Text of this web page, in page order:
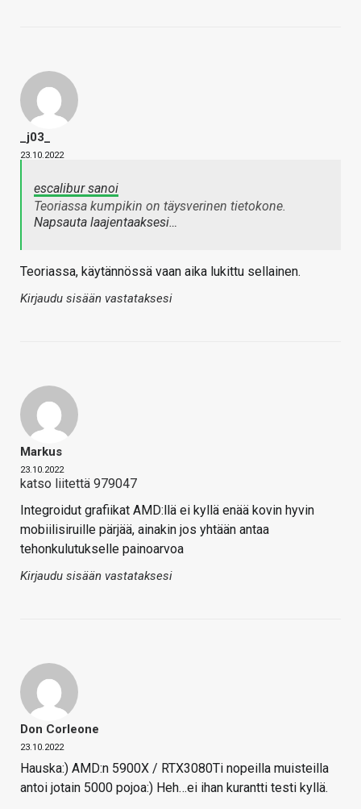
_j03_
23.10.2022
escalibur sanoi
Teoriassa kumpikin on täysverinen tietokone.
Napsauta laajentaaksesi…
Teoriassa, käytännössä vaan aika lukittu sellainen.
Kirjaudu sisään vastataksesi
Markus
23.10.2022
katso liitettä 979047
Integroidut grafiikat AMD:llä ei kyllä enää kovin hyvin
mobiilisiruille pärjää, ainakin jos yhtään antaa
tehonkulutukselle painoarvoa
Kirjaudu sisään vastataksesi
Don Corleone
23.10.2022
Hauska:) AMD:n 5900X / RTX3080Ti nopeilla muisteilla
antoi jotain 5000 pojoa:) Heh…ei ihan kurantti testi kyllä.